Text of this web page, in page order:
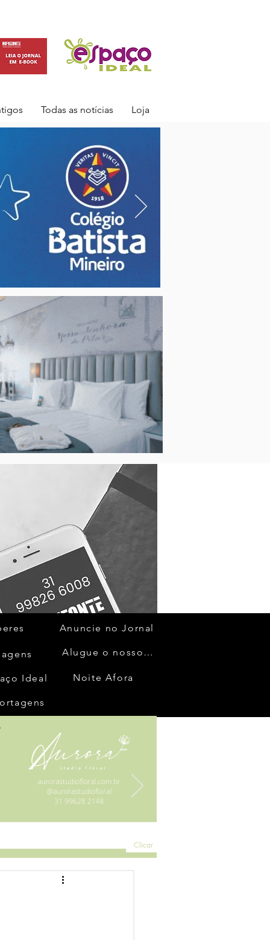
Todas as notícias Loja
Ideal
Anuncie no Jornal
Alugue o nosso espaço
Noite Afora
Clicar